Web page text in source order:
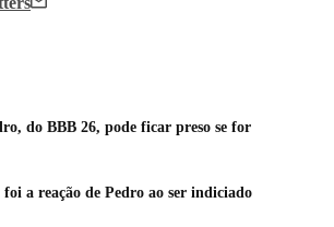
do BBB 26, pode ficar preso se for
a reação de Pedro ao ser indiciado